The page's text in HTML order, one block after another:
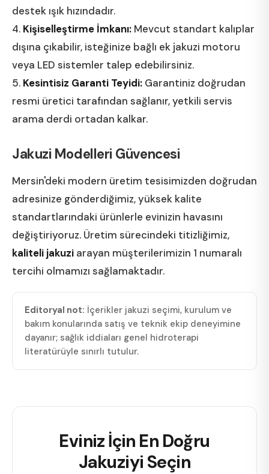
destek ışık hızındadır.
4. Kişiselleştirme İmkanı: Mevcut standart kalıplar
dışına çıkabilir, isteğinize bağlı ek jakuzi motoru
veya LED sistemler talep edebilirsiniz.
5. Kesintisiz Garanti Teyidi: Garantiniz doğrudan
resmi üretici tarafından sağlanır, yetkili servis
arama derdi ortadan kalkar.
Jakuzi Modelleri Güvencesi
Mersin'deki modern üretim tesisimizden doğrudan
adresinize gönderdiğimiz, yüksek kalite
standartlarındaki ürünlerle evinizin havasını
değiştiriyoruz. Üretim sürecindeki titizliğimiz,
kaliteli jakuzi arayan müşterilerimizin 1 numaralı
tercihi olmamızı sağlamaktadır.
Editoryal not: İçerikler jakuzi seçimi, kurulum ve
bakım konularında satış ve teknik ekip deneyimine
dayanır; sağlık iddiaları genel hidroterapi
literatürüyle sınırlı tutulur.
Eviniz İçin En Doğru
Jakuziyi Seçin